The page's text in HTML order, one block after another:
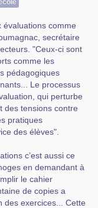
évaluations comme
secrétaire
"Ceux-ci sont
comme les
pédagogiques
Le processus
qui perturbe
des tensions contre
pratiques
des élèves".
c’est aussi ce
en demandant à
le cahier
de copies a
des exercices... Cette